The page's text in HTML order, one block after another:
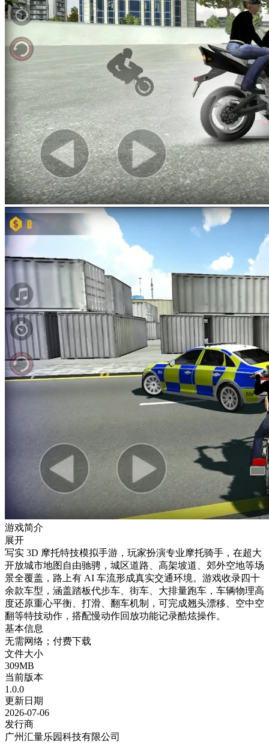
游戏简介
展开
写实 3D 摩托特技模拟手游，玩家扮演专业摩托骑手，在超大
开放城市地图自由驰骋，城区道路、高架坡道、郊外空地等场
景全覆盖，路上有 AI 车流形成真实交通环境。游戏收录四十
余款车型，涵盖踏板代步车、街车、大排量跑车，车辆物理高
度还原重心平衡、打滑、翻车机制，可完成翘头漂移、空中空
翻等特技动作，搭配慢动作回放功能记录酷炫操作。
基本信息
无需网络；付费下载
文件大小
309MB
当前版本
1.0.0
更新日期
2026-07-06
发行商
广州汇量乐园科技有限公司